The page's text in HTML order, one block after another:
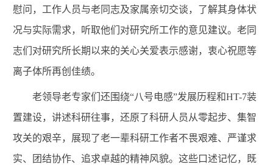
慰问，工作人员与老同志及家属亲切交谈，了解其身体状
况与实际需求，听取他们对研究所工作的意见建议。老同
志们对研究所长期以来的关心关爱表示感谢，衷心祝愿等
离子体所再创佳绩。
老领导老专家们还 围绕“八号电感”发展历程和HT-7装
置建设， 讲述科研往事， 还原了科研人员从零起步、 集智
攻关的艰辛， 展现了老一辈科研工作者不畏艰难、 严谨求
实、
团结协作、追求卓越的精神风貌。这些口述记忆，既